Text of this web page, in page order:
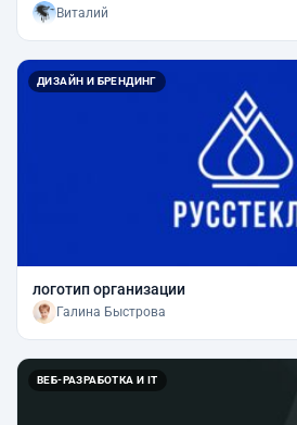
Виталий
ДИЗАЙН И БРЕНДИНГ
логотип организации
Галина Быстрова
ВЕБ-РАЗРАБОТКА И IT